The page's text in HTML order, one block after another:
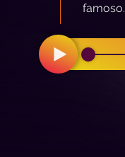
famoso.